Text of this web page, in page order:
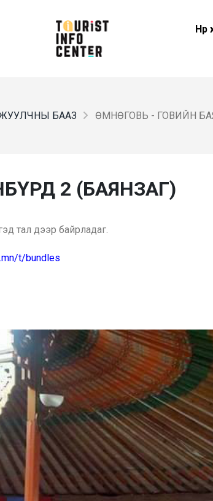
БААЗ ӨМНӨГОВЬ - ГОВИЙН
2 (БАЯНЗАГ)
тал дээр байрладаг.
t/bundles